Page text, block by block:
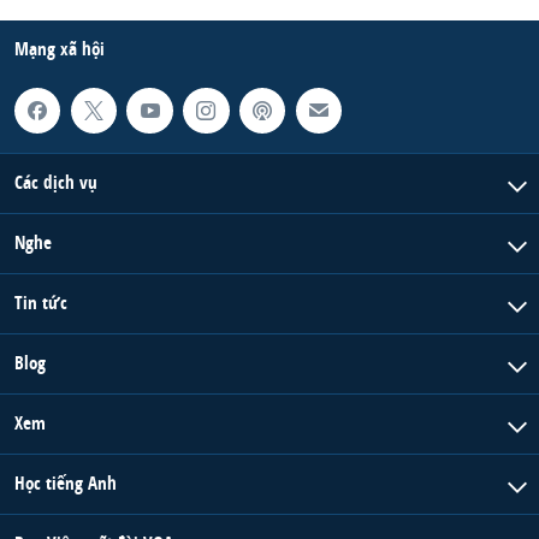
Mạng xã hội
Các dịch vụ
Nghe
Tin tức
Blog
Xem
Học tiếng Anh